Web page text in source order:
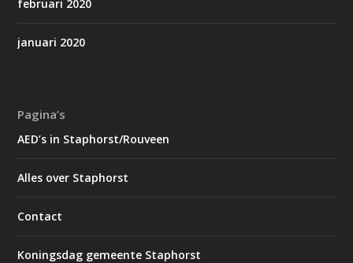
februari 2020
januari 2020
Pagina’s
AED’s in Staphorst/Rouveen
Alles over Staphorst
Contact
Koningsdag gemeente Staphorst